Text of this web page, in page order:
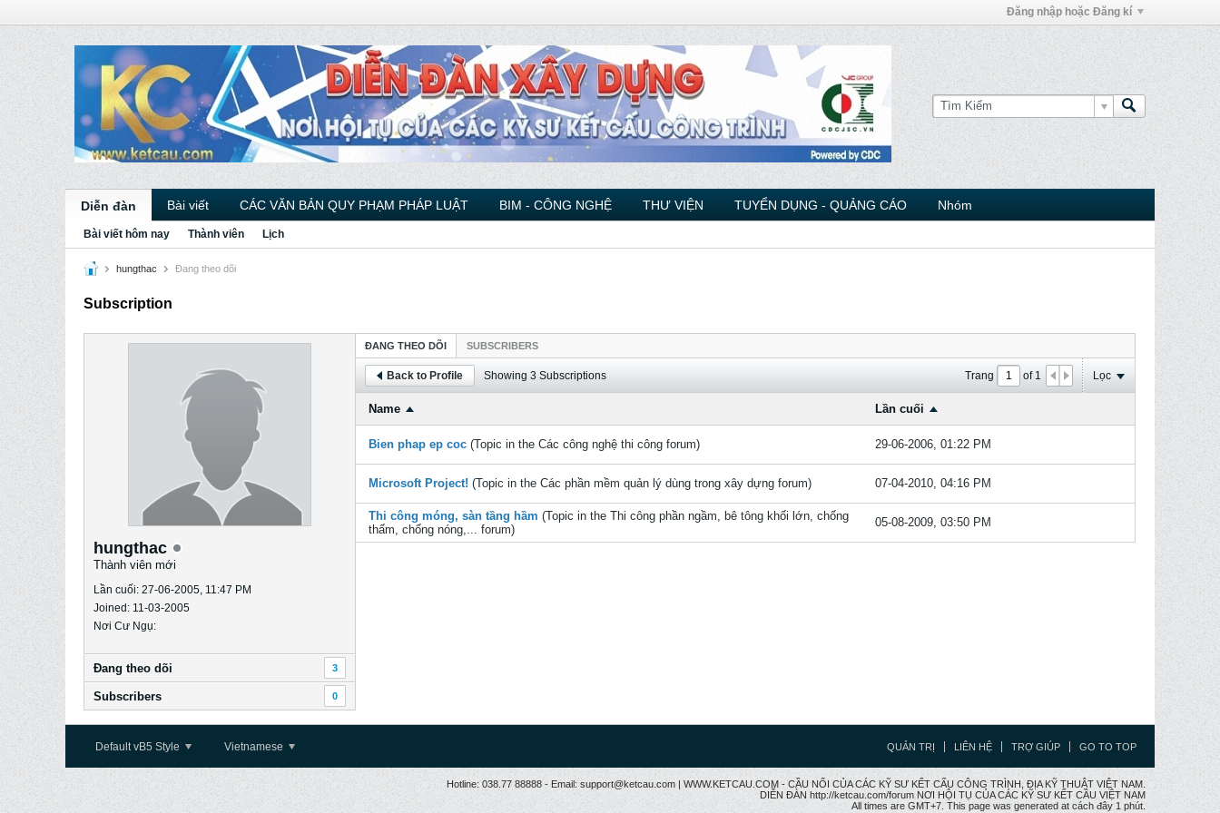
Đăng nhập hoặc Đăng kí
Diễn đàn Bài viết CÁC VĂN BẢN QUY PHẠM PHÁP LUẬT BIM - CÔNG NGHỆ THƯ VIỆN TUYỂN DỤNG - QUẢNG CÁO Nhóm
Bài viết hôm nay Thành viên Lịch
hungthac Ðang theo dõi
Subscription
hungthac
Thành viên mới
Lần cuối: 27-06-2005, 11:47 PM
Joined: 11-03-2005
Nơi Cư Ngụ:
Ðang theo dõi 3
Subscribers 0
ÐANG THEO DÕI SUBSCRIBERS
Back to Profile Showing 3 Subscriptions Trang of 1 Lọc
Name Lần cuối
Bien phap ep coc (Topic in the Các công nghệ thi công forum) 29-06-2006, 01:22 PM
Microsoft Project! (Topic in the Các phần mềm quản lý dùng trong xây dựng forum) 07-04-2010, 04:16 PM
Thi công móng, sàn tầng hầm (Topic in the Thi công phần ngầm, bê tông khối lớn, chống
thấm, chống nóng,... forum)
05-08-2009, 03:50 PM
Default vB5 Style Vietnamese QUẢN TRỊ LIÊN HỆ TRỢ GIÚP GO TO TOP
Hotline: 038.77 88888 - Email: support@ketcau.com | WWW.KETCAU.COM - CẦU NỐI CỦA CÁC KỸ SƯ KẾT CẤU CÔNG TRÌNH, ĐỊA KỸ THUẬT VIỆT NAM.
DIỄN ĐÀN http://ketcau.com/forum NƠI HỘI TỤ CỦA CÁC KỸ SƯ KẾT CÂU VIỆT NAM
All times are GMT+7. This page was generated at cách đây 1 phút.